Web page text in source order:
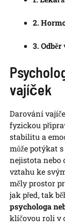
2.
3.
vajíček
Darování
fyzickou
stabilitu⁢ a
může potýkat
nejistota nebo
vztahu ke
měly prostor
jak před, tak
psychologa⁣
klíčovou roli v